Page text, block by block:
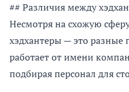
## Различия между
Несмотря на схожую
хэдхантеры — это разные
работает от имени
подбирая персонал для